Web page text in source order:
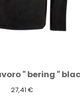
27,41 €